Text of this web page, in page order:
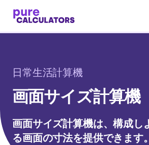
日常生活計算機
画面サイズ計算機
画面サイズ計算機は、構成し
る画面の寸法を提供できます。